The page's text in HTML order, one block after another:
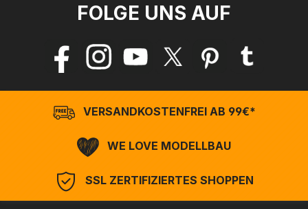
FOLGE UNS AUF
VERSANDKOSTENFREI AB 99€*
WE LOVE MODELLBAU
SSL ZERTIFIZIERTES SHOPPEN